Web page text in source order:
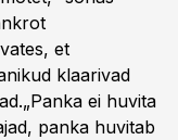
et
klaarivad
ei huvita
panka huvitab